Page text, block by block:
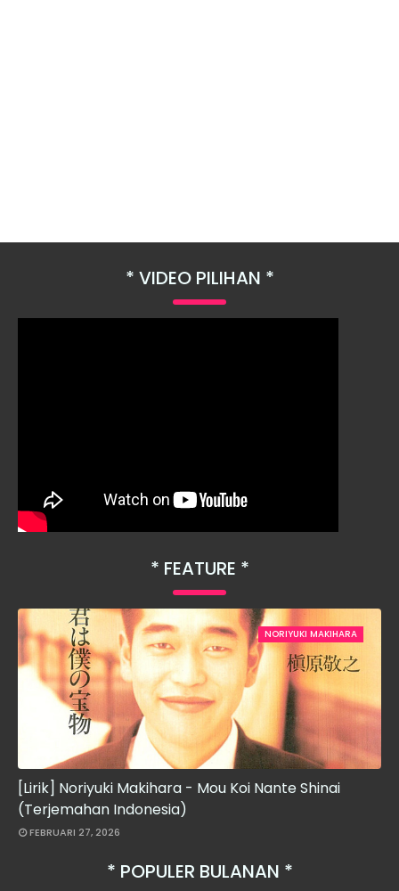
VIDEO PILIHAN
FEATURE
NORIYUKI MAKIHARA
[Lirik] Noriyuki Makihara - Mou Koi Nante Shinai
(Terjemahan Indonesia)
FEBRUARI 27, 2026
POPULER BULANAN